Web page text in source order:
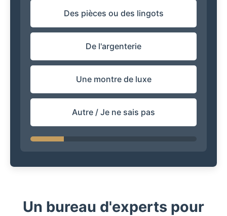
Des pièces ou des lingots
De l'argenterie
Une montre de luxe
Autre / Je ne sais pas
Un bureau d'experts pour